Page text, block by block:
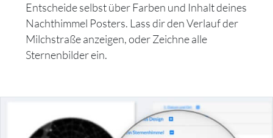
Entscheide selbst über Farben und Inhalt deines
Nachthimmel Posters. Lass dir den Verlauf der
Milchstraße anzeigen, oder Zeichne alle
Sternenbilder ein.